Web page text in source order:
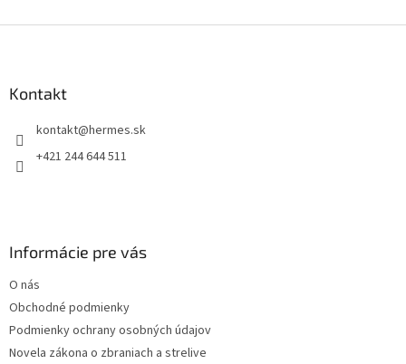
Kontakt
kontakt@hermes.sk
+421 244 644 511
Informácie pre vás
O nás
Obchodné podmienky
Podmienky ochrany osobných údajov
Novela zákona o zbraniach a strelive